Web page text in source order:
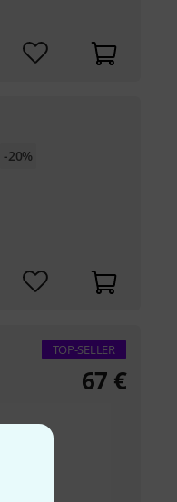
-20%
TOP-SELLER
67 €